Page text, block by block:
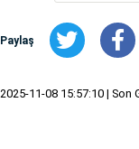
Paylaş
2025-11-08 15:57:10 | Son